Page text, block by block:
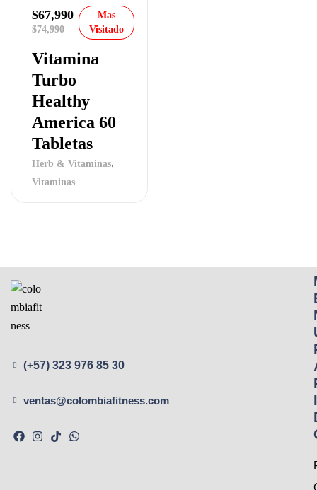
Vitamina
Turbo
Healthy
America 60
Tabletas
Herb & Vitaminas,
Vitaminas
$74,990
$67,990
Mas
Visitado
(+57) 323 976 85 30
ventas@colombiafitness.com
I